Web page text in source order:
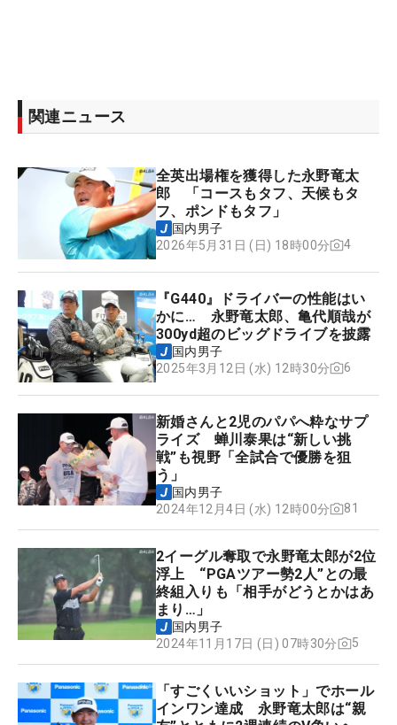
関連ニュース
全英出場権を獲得した永野竜太
郎 「コースもタフ、天候もタ
フ、ポンドもタフ」
国内男子
2026年5月31日 (日) 18時00分
4
『G440』ドライバーの性能はい
かに… 永野竜太郎、亀代順哉が
300yd超のビッグドライブを披露
国内男子
2025年3月12日 (水) 12時30分
6
新婚さんと2児のパパへ粋なサプ
ライズ 蝉川泰果は“新しい挑
戦”も視野「全試合で優勝を狙
う」
国内男子
2024年12月4日 (水) 12時00分
81
2イーグル奪取で永野竜太郎が2位
浮上 “PGAツアー勢2人”との最
終組入りも「相手がどうとかはあ
まり…」
国内男子
2024年11月17日 (日) 07時30分
5
「すごくいいショット」でホール
インワン達成 永野竜太郎は“親